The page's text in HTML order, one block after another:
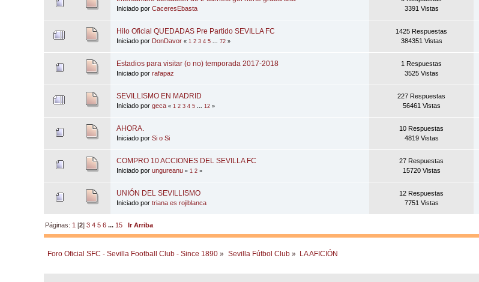
Iniciado porCaceresEbasta
3391 Vistas
Hilo Oficial QUEDADAS Pre Partido SEVILLA FC
Iniciado por DonDavor «1 2 3 4 5 ...72 »
1425 Respuestas
384351 Vistas
Estadios para visitar (o no) temporada 2017-2018
Iniciado porrafapaz
1 Respuestas
3525 Vistas
SEVILLISMO EN MADRID
Iniciado porgeca «1 2 3 4 5 ...12 »
227 Respuestas
56461 Vistas
AHORA.
Iniciado porSi o Si
10 Respuestas
4819 Vistas
COMPRO 10 ACCIONES DEL SEVILLA FC
Iniciado porungureanu «1 2 »
27 Respuestas
15720 Vistas
UNIÓN DEL SEVILLISMO
Iniciado portriana es rojiblanca
12 Respuestas
7751 Vistas
Páginas: 1 [2]3 4 5 6 ... 15 Ir Arriba
Foro Oficial SFC - Sevilla Football Club - Since 1890 » Sevilla Fútbol Club» LA AFICIÓN